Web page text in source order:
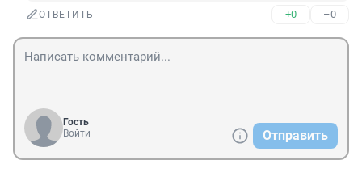
ОТВЕТИТЬ +0 –0
Гость
Войти
Отправить